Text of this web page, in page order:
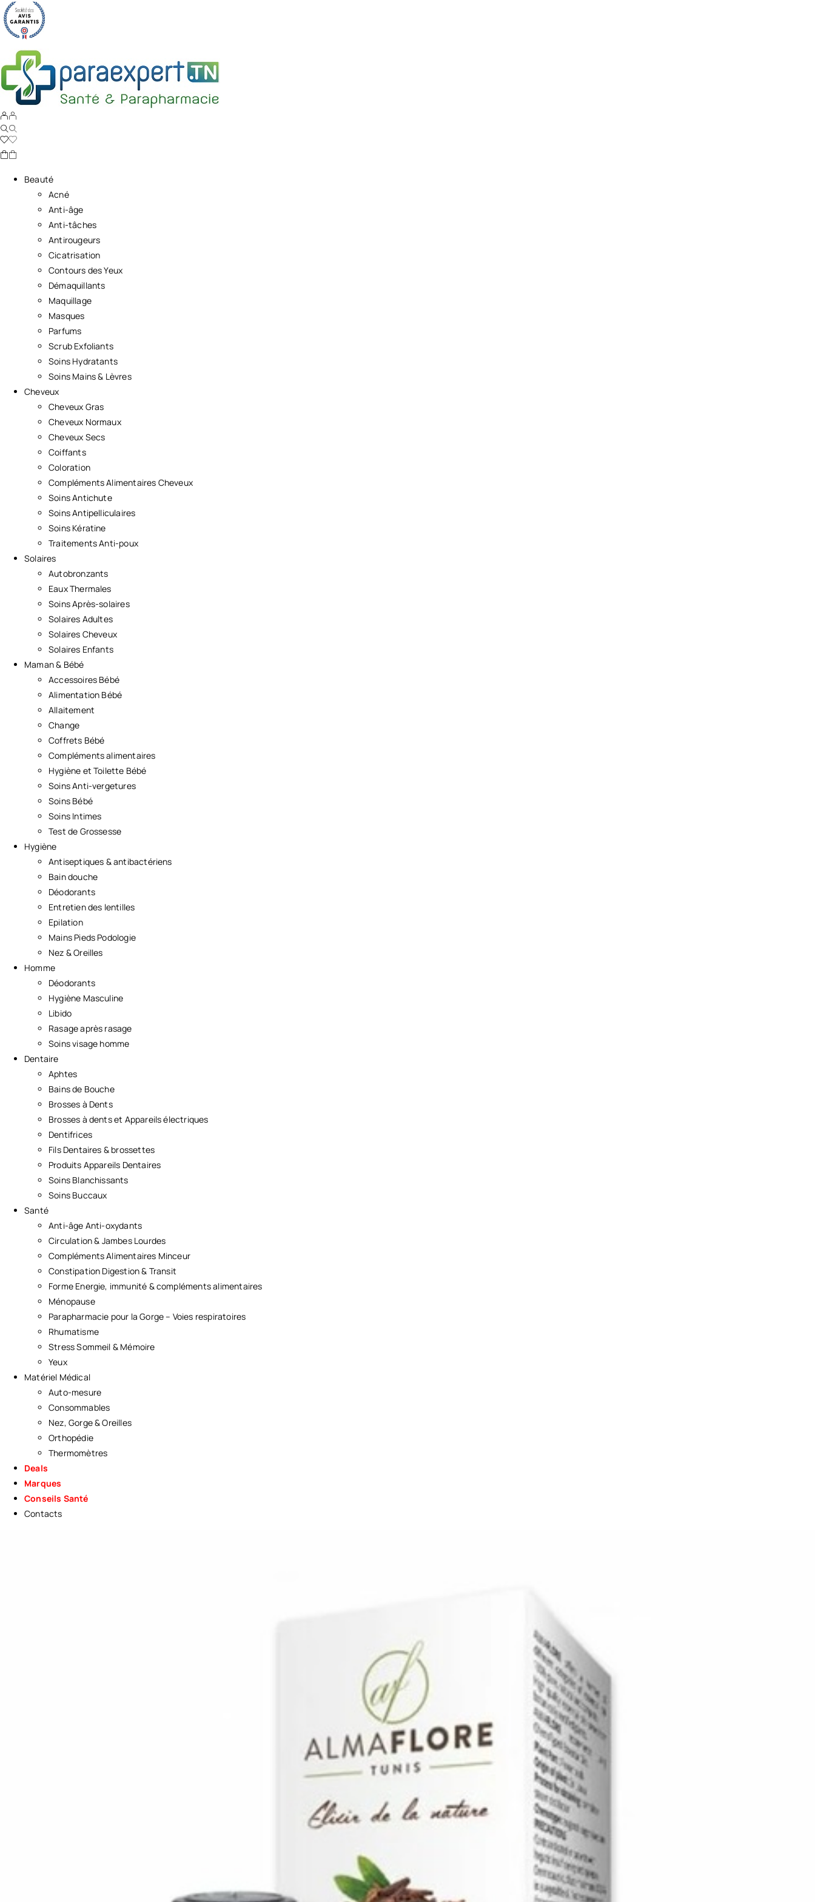
Beauté
Acné
Anti-âge
Anti-tâches
Antirougeurs
Cicatrisation
Contours des Yeux
Démaquillants
Maquillage
Masques
Parfums
Scrub Exfoliants
Soins Hydratants
Soins Mains & Lèvres
Cheveux
Cheveux Gras
Cheveux Normaux
Cheveux Secs
Coiffants
Coloration
Compléments Alimentaires Cheveux
Soins Antichute
Soins Antipelliculaires
Soins Kératine
Traitements Anti-poux
Solaires
Autobronzants
Eaux Thermales
Soins Après-solaires
Solaires Adultes
Solaires Cheveux
Solaires Enfants
Maman & Bébé
Accessoires Bébé
Alimentation Bébé
Allaitement
Change
Coffrets Bébé
Compléments alimentaires
Hygiène et Toilette Bébé
Soins Anti-vergetures
Soins Bébé
Soins Intimes
Test de Grossesse
Hygiène
Antiseptiques & antibactériens
Bain douche
Déodorants
Entretien des lentilles
Epilation
Mains Pieds Podologie
Nez & Oreilles
Homme
Déodorants
Hygiène Masculine
Libido
Rasage après rasage
Soins visage homme
Dentaire
Aphtes
Bains de Bouche
Brosses à Dents
Brosses à dents et Appareils électriques
Dentifrices
Fils Dentaires & brossettes
Produits Appareils Dentaires
Soins Blanchissants
Soins Buccaux
Santé
Anti-âge Anti-oxydants
Circulation & Jambes Lourdes
Compléments Alimentaires Minceur
Constipation Digestion & Transit
Forme Energie, immunité & compléments alimentaires
Ménopause
Parapharmacie pour la Gorge – Voies respiratoires
Rhumatisme
Stress Sommeil & Mémoire
Yeux
Matériel Médical
Auto-mesure
Consommables
Nez, Gorge & Oreilles
Orthopédie
Thermomètres
Deals
Marques
Conseils Santé
Contacts